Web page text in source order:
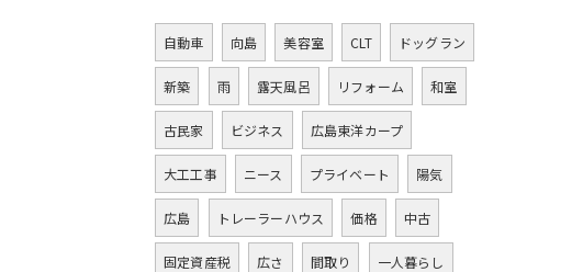
自動車 向島 美容室 CLT ドッグラン
新築 雨 露天風呂 リフォーム 和室
古民家 ビジネス 広島東洋カープ
大工工事 ニース プライベート 陽気
広島 トレーラーハウス 価格 中古
固定資産税 広さ 間取り 一人暮らし